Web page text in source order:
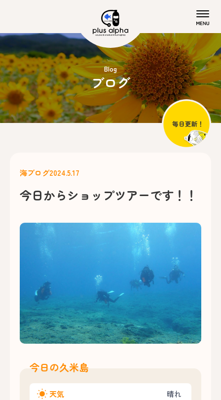
Blog
ブログ
海ブログ2024.5.17
今日からショップツアーです！！
今日の久米島
天気 晴れ